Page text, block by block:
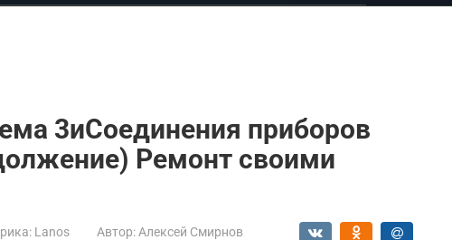
3иСоединения приборов
Ремонт своими
Lanos Автор: Алексей Смирнов